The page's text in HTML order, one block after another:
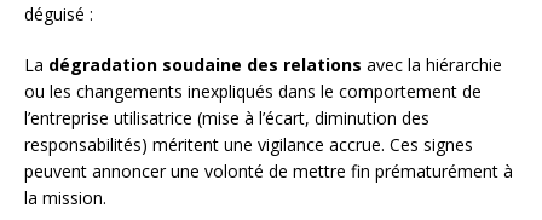
déguisé :
La dégradation soudaine des relations avec la hiérarchie
ou les changements inexpliqués dans le comportement de
l’entreprise utilisatrice (mise à l’écart, diminution des
responsabilités) méritent une vigilance accrue. Ces signes
peuvent annoncer une volonté de mettre fin prématurément à
la mission.